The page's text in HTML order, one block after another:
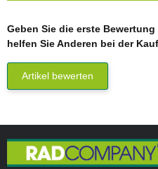
Geben Sie die erste
helfen Sie Anderen bei der
Artikel bewerten